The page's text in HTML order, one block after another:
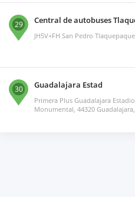
29 Central de autobuses
JH5V+FH San Pedro
30 Guadalajara Estad
Primera Plus Guadalajara
Monumental, 44320